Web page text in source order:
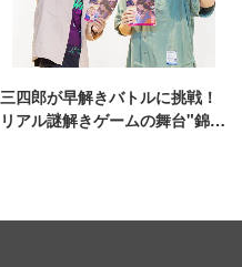
三四郎が早解きバトルに挑戦！
リアル謎解きゲームの舞台"錦糸